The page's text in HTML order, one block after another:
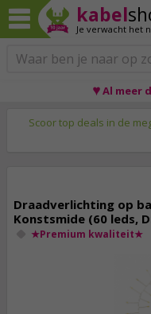
kabel
Je verwacht het
♥ Al meer
Scoor top deals in de
Draadverlichting op
Konstsmide (60 leds,
★Premium kwaliteit★